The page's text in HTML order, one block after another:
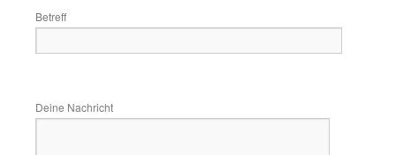
Betreff
Deine Nachricht